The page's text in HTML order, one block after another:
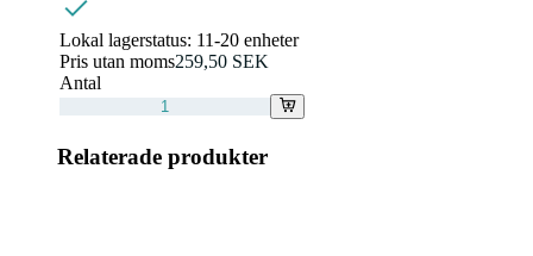
Lokal lagerstatus: 11-20 enheter
Pris utan moms259,50 SEK
Antal
Relaterade produkter